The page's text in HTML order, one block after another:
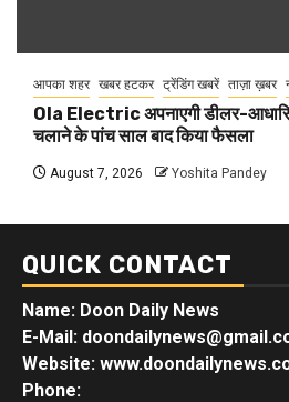
आपका शहर खबर हटकर ट्रेंडिंग खबरें ताज़ा ख़बर
Ola Electric अपनाएगी डीलर-
चलाने के पांच साल बाद किया फैसला
August 7, 2026 Yoshita Pandey
QUICK CONTACT
Name: Doon Daily News
E-Mail:
Website:
Phone: